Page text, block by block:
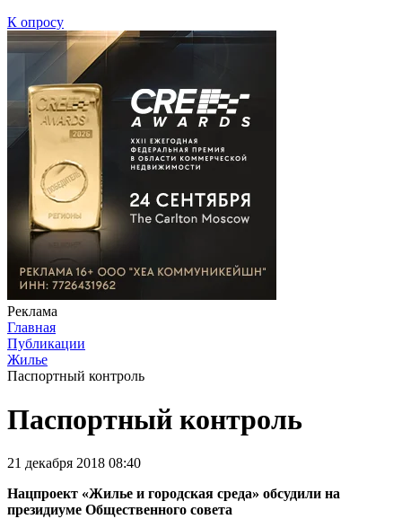
К опросу
Реклама
Главная
Публикации
Жилье
Паспортный контроль
Паспортный контроль
21 декабря 2018 08:40
Нацпроект «Жилье и городская среда» обсудили на
президиуме Общественного совета